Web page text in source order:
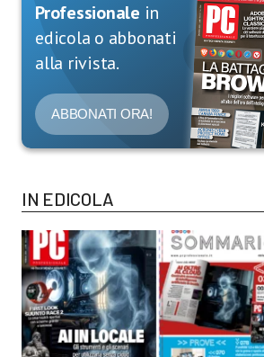
Professionale in
edicola o abbonati
alla rivista.
ABBONATI ORA!
IN EDICOLA